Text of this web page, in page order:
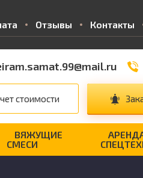
Отзывы Контакты
стоимости
ВЯЖУЩИЕ
СМЕСИ